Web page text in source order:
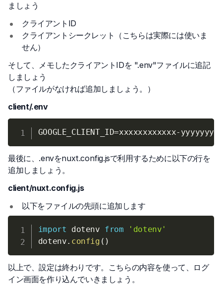
ましょう
クライアントID
クライアントシークレット（こちらは実際には使いま
せん）
そして、メモしたクライアントIDを ".env"ファイルに追記
しましょう
（ファイルがなければ追加しましょう。）
client/.env
GOOGLE_CLIENT_ID=
最後に、.envをnuxt.config.jsで利用するために以下の行を
追加しましょう。
client/nuxt.config.js
以下をファイルの先頭に追加します
import dotenv from
'dotenv'
dotenv. config ( )
以上で、設定は終わりです。こちらの内容を使って、ログ
イン画面を作り込んでいきましょう。